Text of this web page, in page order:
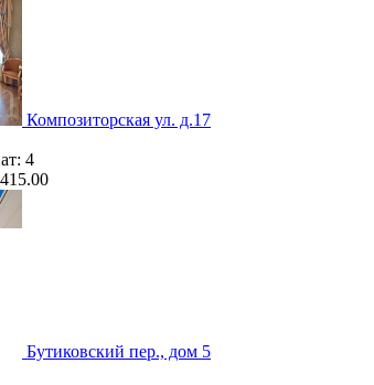
Композиторская ул. д.17
4
415.00
Бутиковский пер., дом 5